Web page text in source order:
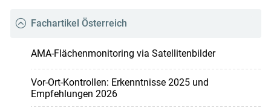
Fachartikel Österreich
AMA-Flächenmonitoring via Satellitenbilder
Vor-Ort-Kontrollen: Erkenntnisse 2025 und
Empfehlungen 2026